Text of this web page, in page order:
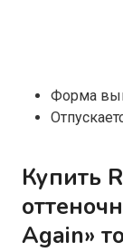
Форма
Купить
Again»